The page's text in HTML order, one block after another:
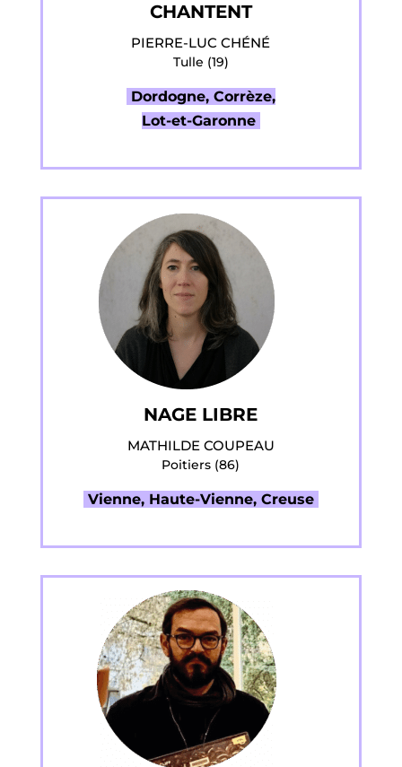
CHANTENT
PIERRE-LUC CHÉNÉ
Tulle (19)
Dordogne, Corrèze,
Lot-et-Garonne
NAGE LIBRE
MATHILDE COUPEAU
Poitiers (86)
Vienne, Haute-Vienne, Creuse